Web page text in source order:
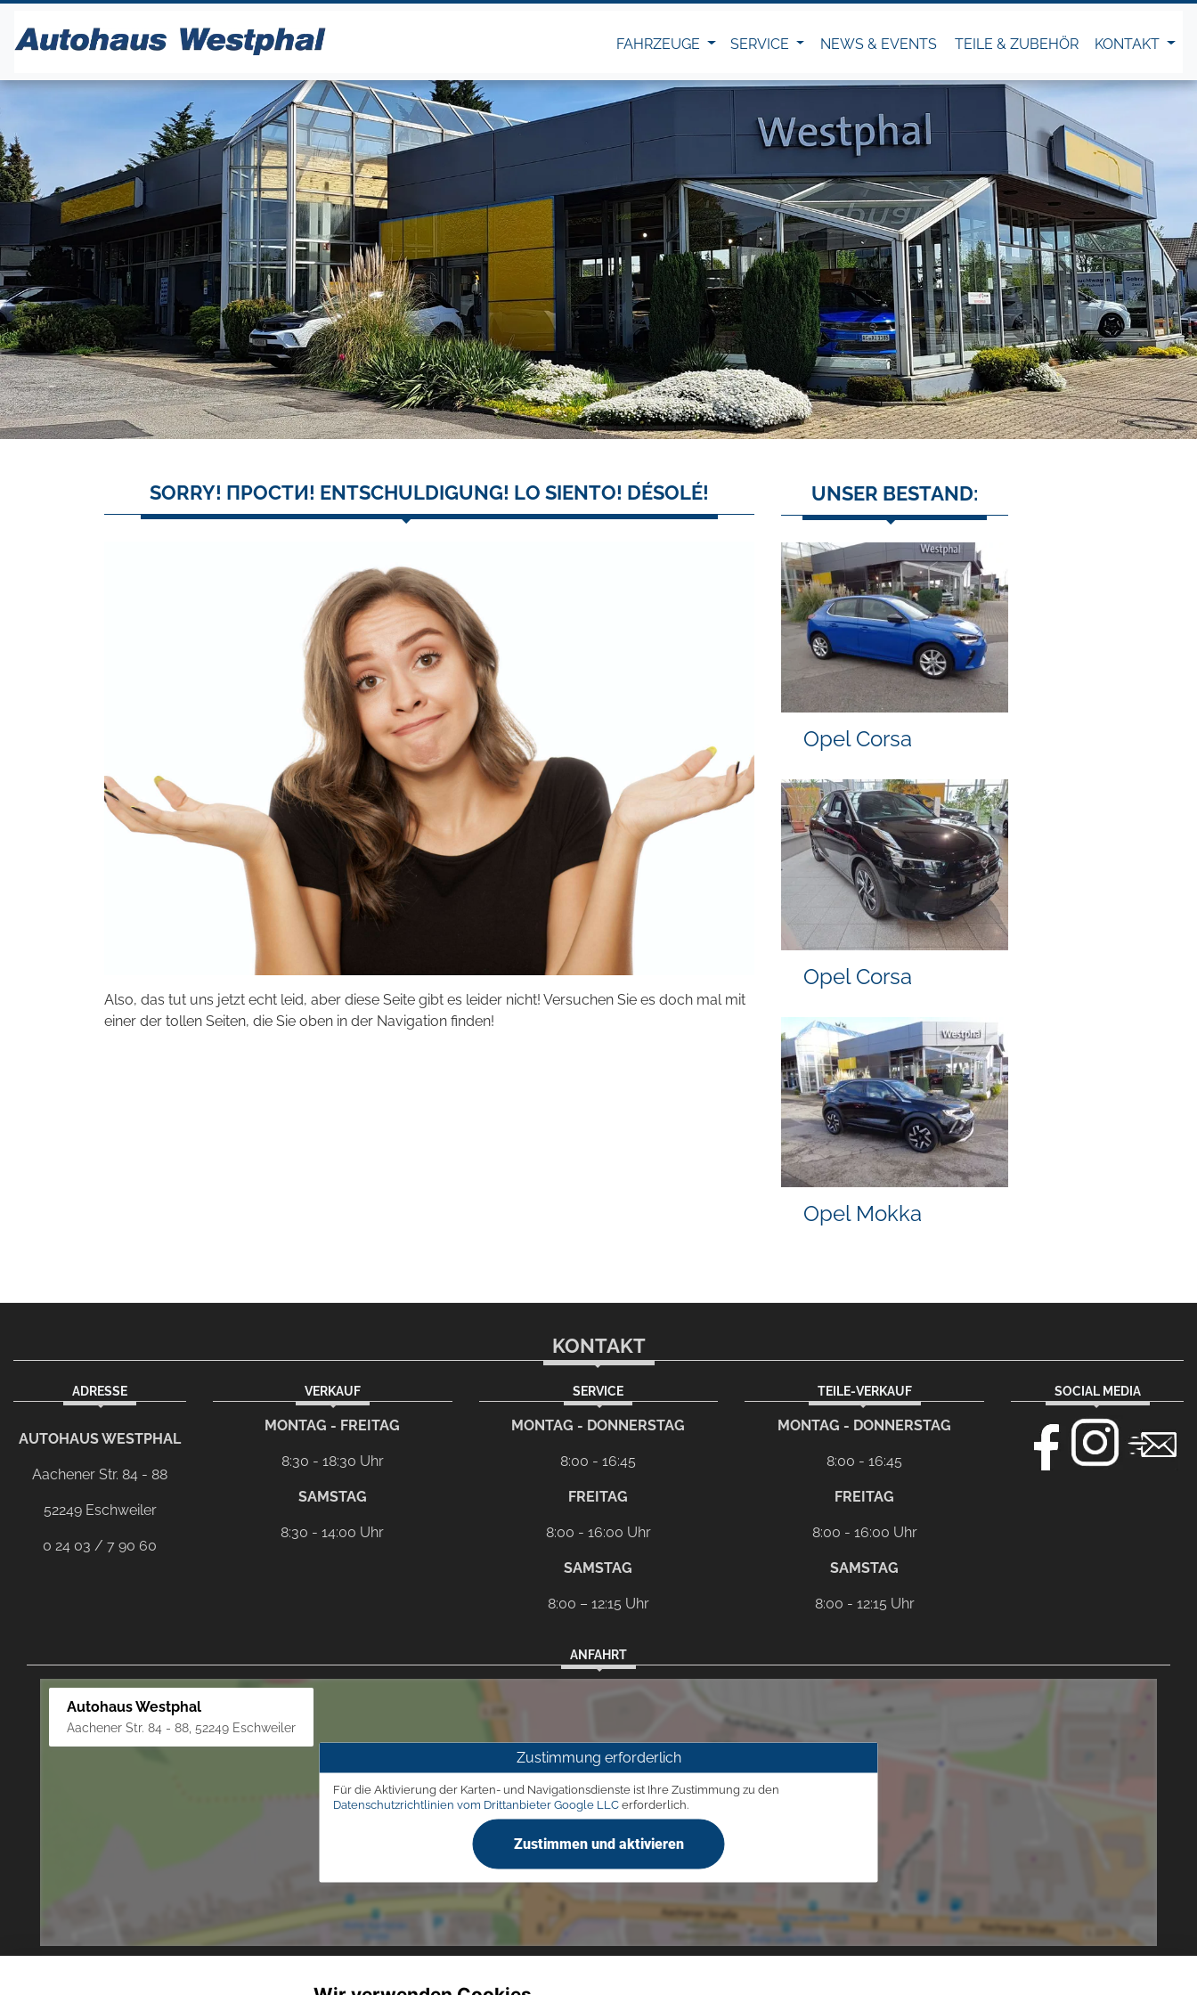
FAHRZEUGE SERVICE NEWS & EVENTS TEILE & ZUBEHÖR KONTAKT
SORRY! ПРОСТИ! ENTSCHULDIGUNG! LO SIENTO! DÉSOLÉ!
Also, das tut uns jetzt echt leid, aber diese Seite gibt es leider nicht! Versuchen Sie es doch mal mit
einer der tollen Seiten, die Sie oben in der Navigation finden!
UNSER BESTAND:
Opel Corsa
Opel Corsa
Opel Mokka
KONTAKT
ADRESSE
AUTOHAUS WESTPHAL
Aachener Str. 84 - 88
52249 Eschweiler
0 24 03 / 7 90 60
VERKAUF
MONTAG - FREITAG
8:30 - 18:30 Uhr
SAMSTAG
8:30 - 14:00 Uhr
SERVICE
MONTAG - DONNERSTAG
8:00 - 16:45
FREITAG
8:00 - 16:00 Uhr
SAMSTAG
8:00 – 12:15 Uhr
TEILE-VERKAUF
MONTAG - DONNERSTAG
8:00 - 16:45
FREITAG
8:00 - 16:00 Uhr
SAMSTAG
8:00 - 12:15 Uhr
SOCIAL MEDIA
Dieser Link führt zu Ihrem eMail-Programm
ANFAHRT
Autohaus Westphal
Aachener Str. 84 - 88, 52249 Eschweiler
Zustimmung erforderlich
Für die Aktivierung der Karten- und Navigationsdienste ist Ihre Zustimmung zu den
Datenschutzrichtlinien vom Drittanbieter Google LLCerforderlich.
Zustimmen und aktivieren